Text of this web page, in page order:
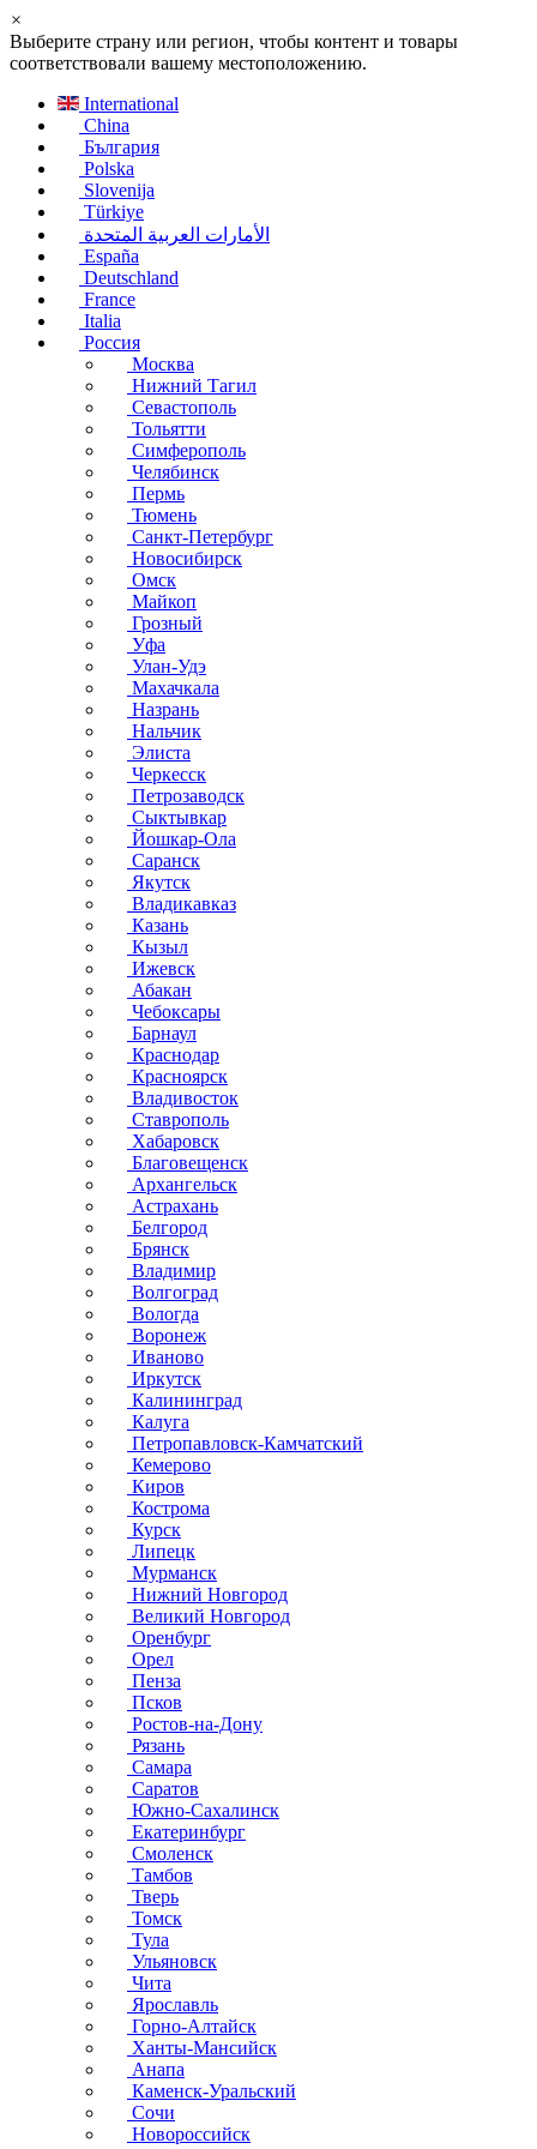
×
Выберите страну или регион, чтобы контент и товары
соответствовали вашему местоположению.
International
China
България
Polska
Slovenija
Türkiye
الأمارات العربية المتحدة
España
Deutschland
France
Italia
Россия
Москва
Нижний Тагил
Севастополь
Тольятти
Симферополь
Челябинск
Пермь
Тюмень
Санкт-Петербург
Новосибирск
Омск
Майкоп
Грозный
Уфа
Улан-Удэ
Махачкала
Назрань
Нальчик
Элиста
Черкесск
Петрозаводск
Сыктывкар
Йошкар-Ола
Саранск
Якутск
Владикавказ
Казань
Кызыл
Ижевск
Абакан
Чебоксары
Барнаул
Краснодар
Красноярск
Владивосток
Ставрополь
Хабаровск
Благовещенск
Архангельск
Астрахань
Белгород
Брянск
Владимир
Волгоград
Вологда
Воронеж
Иваново
Иркутск
Калининград
Калуга
Петропавловск-Камчатский
Кемерово
Киров
Кострома
Курск
Липецк
Мурманск
Нижний Новгород
Великий Новгород
Оренбург
Орел
Пенза
Псков
Ростов-на-Дону
Рязань
Самара
Саратов
Южно-Сахалинск
Екатеринбург
Смоленск
Тамбов
Тверь
Томск
Тула
Ульяновск
Чита
Ярославль
Горно-Алтайск
Ханты-Мансийск
Анапа
Каменск-Уральский
Сочи
Новороссийск